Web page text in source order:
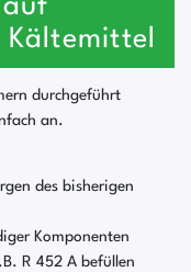
Kältemittel
durchgeführt
an.
des bisherigen
Komponenten
R 452 A befüllen